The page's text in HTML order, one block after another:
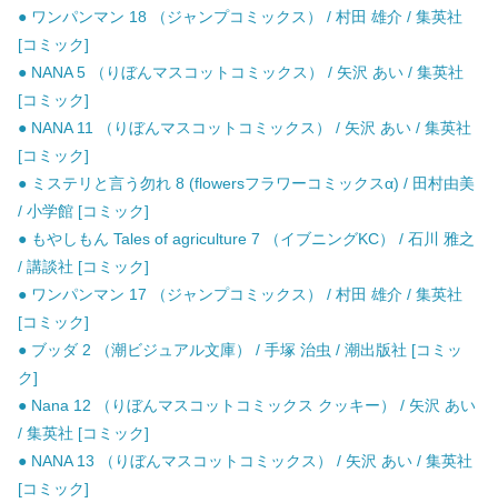
● ワンパンマン 18 （ジャンプコミックス） / 村田 雄介 / 集英社
[コミック]
● NANA 5 （りぼんマスコットコミックス） / 矢沢 あい / 集英社
[コミック]
● NANA 11 （りぼんマスコットコミックス） / 矢沢 あい / 集英社
[コミック]
● ミステリと言う勿れ 8 (flowersフラワーコミックスα) / 田村由美
/ 小学館 [コミック]
● もやしもん Tales of agriculture 7 （イブニングKC） / 石川 雅之
/ 講談社 [コミック]
● ワンパンマン 17 （ジャンプコミックス） / 村田 雄介 / 集英社
[コミック]
● ブッダ 2 （潮ビジュアル文庫） / 手塚 治虫 / 潮出版社 [コミッ
ク]
● Nana 12 （りぼんマスコットコミックス クッキー） / 矢沢 あい
/ 集英社 [コミック]
● NANA 13 （りぼんマスコットコミックス） / 矢沢 あい / 集英社
[コミック]